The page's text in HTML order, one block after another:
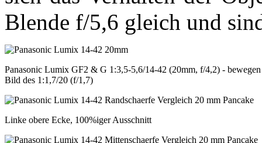
Blende f/5,6 gleich und
Panasonic Lumix GF2 & G 1:3,5-5,6/14-42 (20mm, f/4,2) -
Bild des 1:1,7/20 (f/1,7)
Linke obere Ecke, 100%iger Ausschnitt